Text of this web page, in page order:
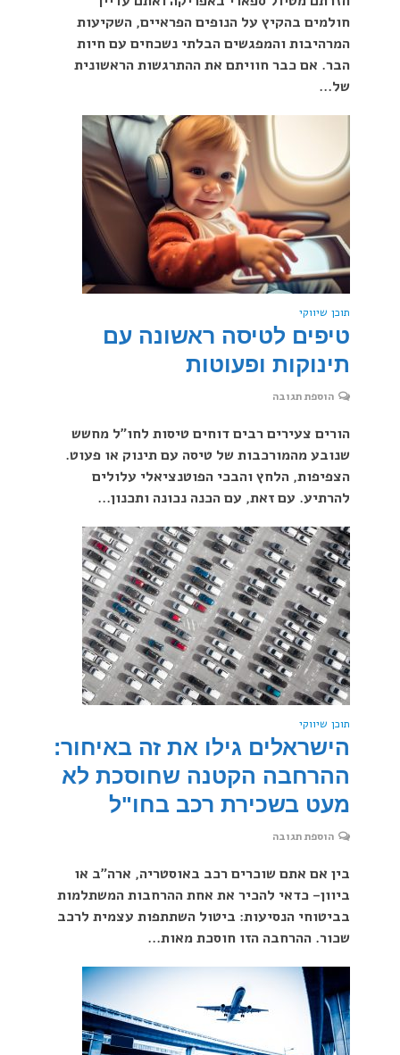
חולמים בהקיץ על הנופים הפראיים, השקיעות
המרהיבות והמפגשים הבלתי נשכחים עם חיות
הבר. אם כבר חוויתם את ההתרגשות הראשונית
של...
תוכן שיווקי
טיפים לטיסה ראשונה עם
תינוקות ופעוטות
הוספת תגובה
הורים צעירים רבים דוחים טיסות לחו״ל מחשש
שנובע מהמורכבות של טיסה עם תינוק או פעוט.
הצפיפות, הלחץ והבכי הפוטנציאלי עלולים
להרתיע. עם זאת, עם הכנה נכונה ותכנון...
תוכן שיווקי
הישראלים גילו את זה באיחור:
ההרחבה הקטנה שחוסכת לא
מעט בשכירת רכב בחו"ל
הוספת תגובה
בין אם אתם שוכרים רכב באוסטריה, ארה"ב או
ביוון– כדאי להכיר את אחת ההרחבות המשתלמות
בביטוחי הנסיעות: ביטול השתתפות עצמית לרכב
שכור. ההרחבה הזו חוסכת מאות...